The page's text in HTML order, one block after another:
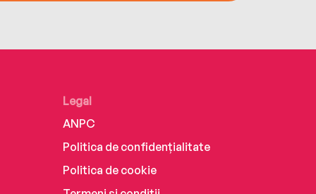
Legal
ANPC
Politica de confidențialitate
Politica de cookie